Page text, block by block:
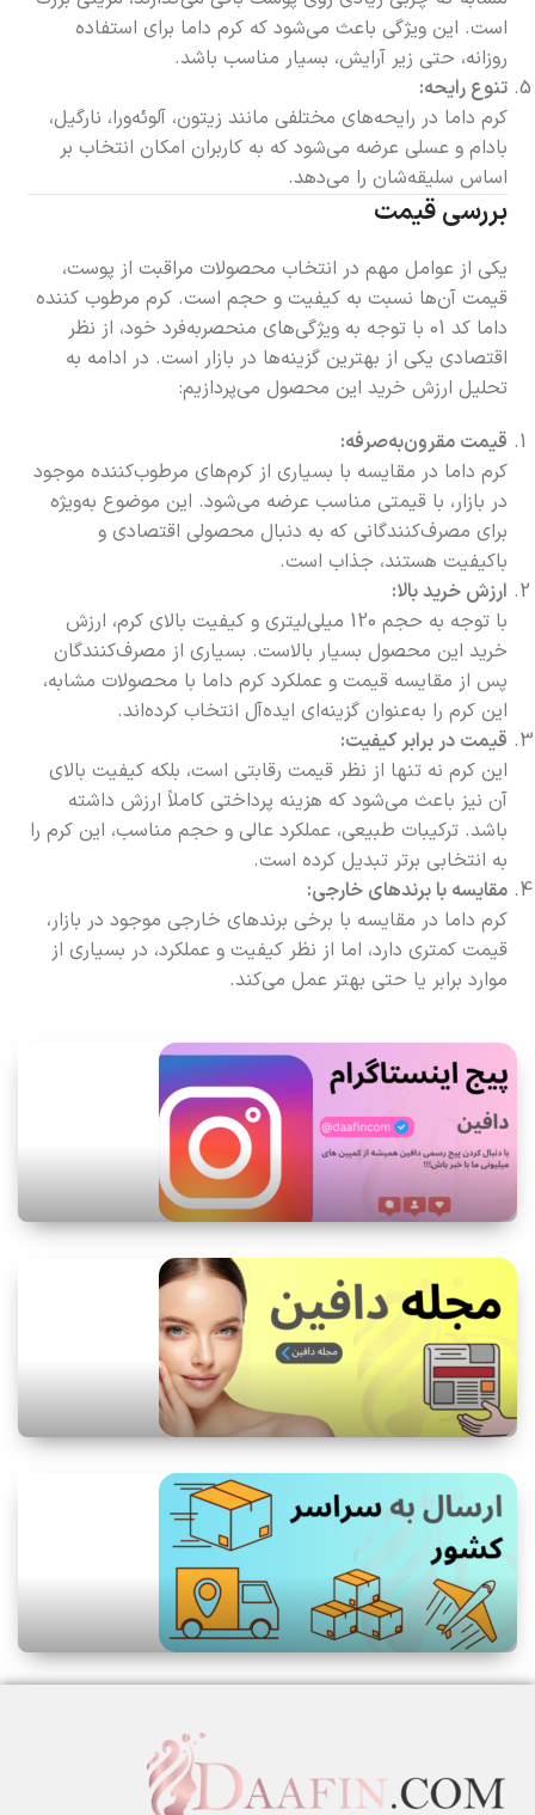
است. این ویژگی باعث می‌شود که کرم داما برای استفاده
روزانه، حتی زیر آرایش، بسیار مناسب باشد.
تنوع رایحه:
کرم داما در رایحه‌های مختلفی مانند زیتون، آلوئه‌ورا، نارگیل،
بادام و عسلی عرضه می‌شود که به کاربران امکان انتخاب بر
اساس سلیقه‌شان را می‌دهد.
بررسی قیمت
یکی از عوامل مهم در انتخاب محصولات مراقبت از پوست،
قیمت آن‌ها نسبت به کیفیت و حجم است. کرم مرطوب کننده
داما کد 01 با توجه به ویژگی‌های منحصر‌به‌فرد خود، از نظر
اقتصادی یکی از بهترین گزینه‌ها در بازار است. در ادامه به
تحلیل ارزش خرید این محصول می‌پردازیم:
قیمت مقرون‌به‌صرفه:
کرم داما در مقایسه با بسیاری از کرم‌های مرطوب‌کننده موجود
در بازار، با قیمتی مناسب عرضه می‌شود. این موضوع به‌ویژه
برای مصرف‌کنندگانی که به دنبال محصولی اقتصادی و
باکیفیت هستند، جذاب است.
ارزش خرید بالا:
با توجه به حجم 120 میلی‌لیتری و کیفیت بالای کرم، ارزش
خرید این محصول بسیار بالاست. بسیاری از مصرف‌کنندگان
پس از مقایسه قیمت و عملکرد کرم داما با محصولات مشابه،
این کرم را به‌عنوان گزینه‌ای ایده‌آل انتخاب کرده‌اند.
قیمت در برابر کیفیت:
این کرم نه تنها از نظر قیمت رقابتی است، بلکه کیفیت بالای
آن نیز باعث می‌شود که هزینه پرداختی کاملاً ارزش داشته
باشد. ترکیبات طبیعی، عملکرد عالی و حجم مناسب، این کرم را
به انتخابی برتر تبدیل کرده است.
مقایسه با برندهای خارجی:
کرم داما در مقایسه با برخی برندهای خارجی موجود در بازار،
قیمت کمتری دارد، اما از نظر کیفیت و عملکرد، در بسیاری از
موارد برابر یا حتی بهتر عمل می‌کند.